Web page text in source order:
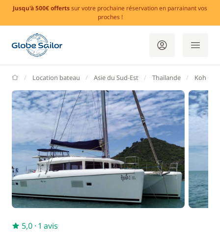
Jusqu'à 500€ offertssur votre prochaine réservation en parrainant vos
proches !
GlobeSailor
Location bateau Asie du Sud-Est Thaïlande Koh
5,0 · 1 avis